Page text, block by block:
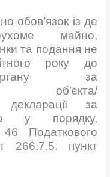
обов’язок із де
майно,
та подання не
року до
за
об’єкта/
декларації за
у порядку,
Податкового
266.7.5. пункт